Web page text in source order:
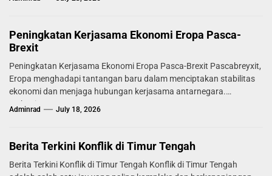
Peningkatan Kerjasama Ekonomi Eropa Pasca-
Brexit
Peningkatan Kerjasama Ekonomi Eropa Pasca-Brexit Pascabreyxit,
Eropa menghadapi tantangan baru dalam menciptakan stabilitas
ekonomi dan menjaga hubungan kerjasama antarnegara.
Mekanisme...
Adminrad July 18, 2026
Berita Terkini Konflik di Timur Tengah
Berita Terkini Konflik di Timur Tengah Konflik di Timur Tengah